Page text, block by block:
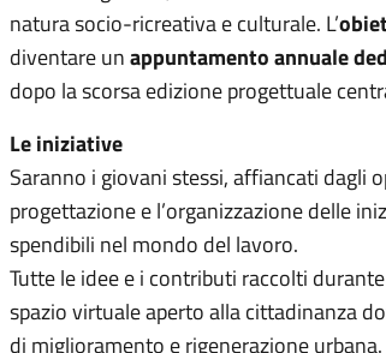
natura socio-ricreativa e culturale. L’
diventare unappuntamento annuale
dopo la scorsa edizione progettuale
Le iniziative
Saranno i giovani stessi, affiancati dagli
progettazione e l’organizzazione delle
spendibili nel mondo del lavoro.
Tutte le idee e i contributi raccolti
spazio virtuale aperto alla cittadinanza
di miglioramento e rigenerazione urbana.